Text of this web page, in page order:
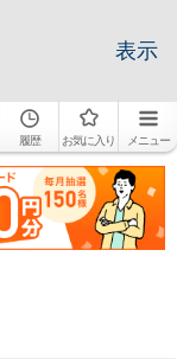
表示
履歴 お気に入り メニュー